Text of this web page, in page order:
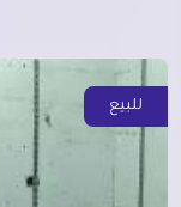
للبيع